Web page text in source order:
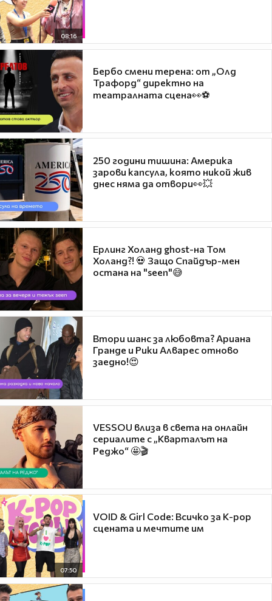
08:16
Бербо смени терена: от „Олд
Трафорд“ директно на
театралната сцена👀⚽
250 години тишина: Америка
зарови капсула, която никой жив
днес няма да отвори👀💥
Ерлинг Холанд ghost-на Том
Холанд?! 💀 Защо Спайдър-мен
остана на "seen"😅
Втори шанс за любовта? Ариана
Гранде и Рики Алварес отново
заедно!😍
VESSOU влиза в света на онлайн
сериалите с „Кварталът на
Реджо“ 🤩🎬
07:50
VOID & Girl Code: Всичко за K-pop
сцената и мечтите им